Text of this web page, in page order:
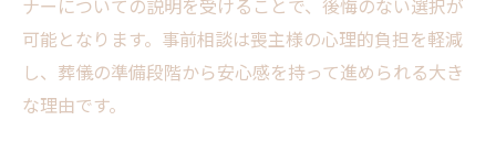
ナーについての説明を受けることで、後悔のない選択が
可能となります。事前相談は喪主様の心理的負担を軽減
し、葬儀の準備段階から安心感を持って進められる大き
な理由です。